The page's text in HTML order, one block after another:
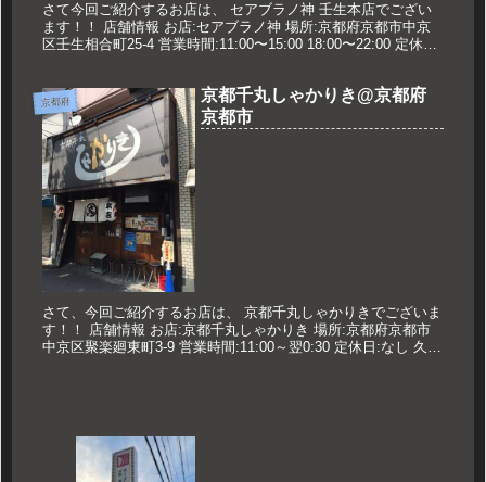
さて今回ご紹介するお店は、 セアブラノ神 壬生本店でござい
ます！！ 店舗情報 お店:セアブラノ神 場所:京都府京都市中京
区壬生相合町25-4 営業時間:11:00〜15:00 18:00〜22:00 定休日:
京都府
京都千丸しゃかりき@京都府
京都市
さて、今回ご紹介するお店は、 京都千丸しゃかりきでございま
す！！ 店舗情報 お店:京都千丸しゃかりき 場所:京都府京都市
中京区聚楽廻東町3-9 営業時間:11:00～翌0:30 定休日:なし 久世